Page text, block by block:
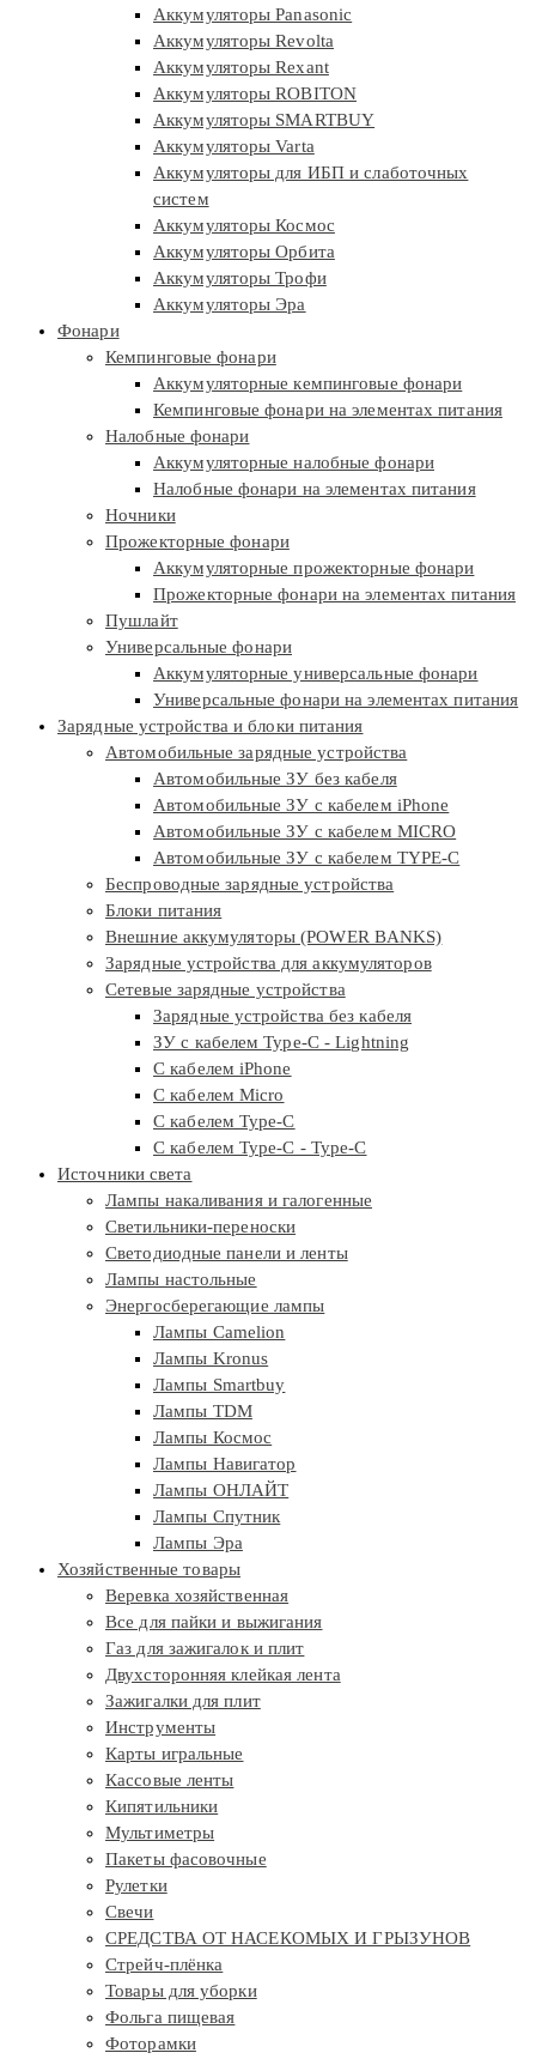
Аккумуляторы Panasonic
Аккумуляторы Revolta
Аккумуляторы Rexant
Аккумуляторы ROBITON
Аккумуляторы SMARTBUY
Аккумуляторы Varta
Аккумуляторы для ИБП и слаботочных
систем
Аккумуляторы Космос
Аккумуляторы Орбита
Аккумуляторы Трофи
Аккумуляторы Эра
Фонари
Кемпинговые фонари
Аккумуляторные кемпинговые фонари
Кемпинговые фонари на элементах питания
Налобные фонари
Аккумуляторные налобные фонари
Налобные фонари на элементах питания
Ночники
Прожекторные фонари
Аккумуляторные прожекторные фонари
Прожекторные фонари на элементах питания
Пушлайт
Универсальные фонари
Аккумуляторные универсальные фонари
Универсальные фонари на элементах питания
Зарядные устройства и блоки питания
Автомобильные зарядные устройства
Автомобильные ЗУ без кабеля
Автомобильные ЗУ с кабелем iPhone
Автомобильные ЗУ с кабелем MICRO
Автомобильные ЗУ с кабелем TYPE-C
Беспроводные зарядные устройства
Блоки питания
Внешние аккумуляторы (POWER BANKS)
Зарядные устройства для аккумуляторов
Сетевые зарядные устройства
Зарядные устройства без кабеля
ЗУ с кабелем Type-C - Lightning
С кабелем iPhone
С кабелем Micro
С кабелем Type-C
С кабелем Type-C - Type-C
Источники света
Лампы накаливания и галогенные
Светильники-переноски
Светодиодные панели и ленты
Лампы настольные
Энергосберегающие лампы
Лампы Camelion
Лампы Kronus
Лампы Smartbuy
Лампы TDM
Лампы Космос
Лампы Навигатор
Лампы ОНЛАЙТ
Лампы Спутник
Лампы Эра
Хозяйственные товары
Веревка хозяйственная
Все для пайки и выжигания
Газ для зажигалок и плит
Двухсторонняя клейкая лента
Зажигалки для плит
Инструменты
Карты игральные
Кассовые ленты
Кипятильники
Мультиметры
Пакеты фасовочные
Рулетки
Свечи
СРЕДСТВА ОТ НАСЕКОМЫХ И ГРЫЗУНОВ
Стрейч-плёнка
Товары для уборки
Фольга пищевая
Фоторамки